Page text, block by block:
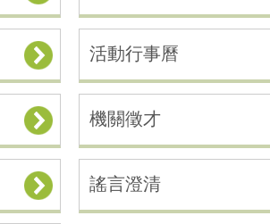
活動行事曆
機關徵才
謠言澄清